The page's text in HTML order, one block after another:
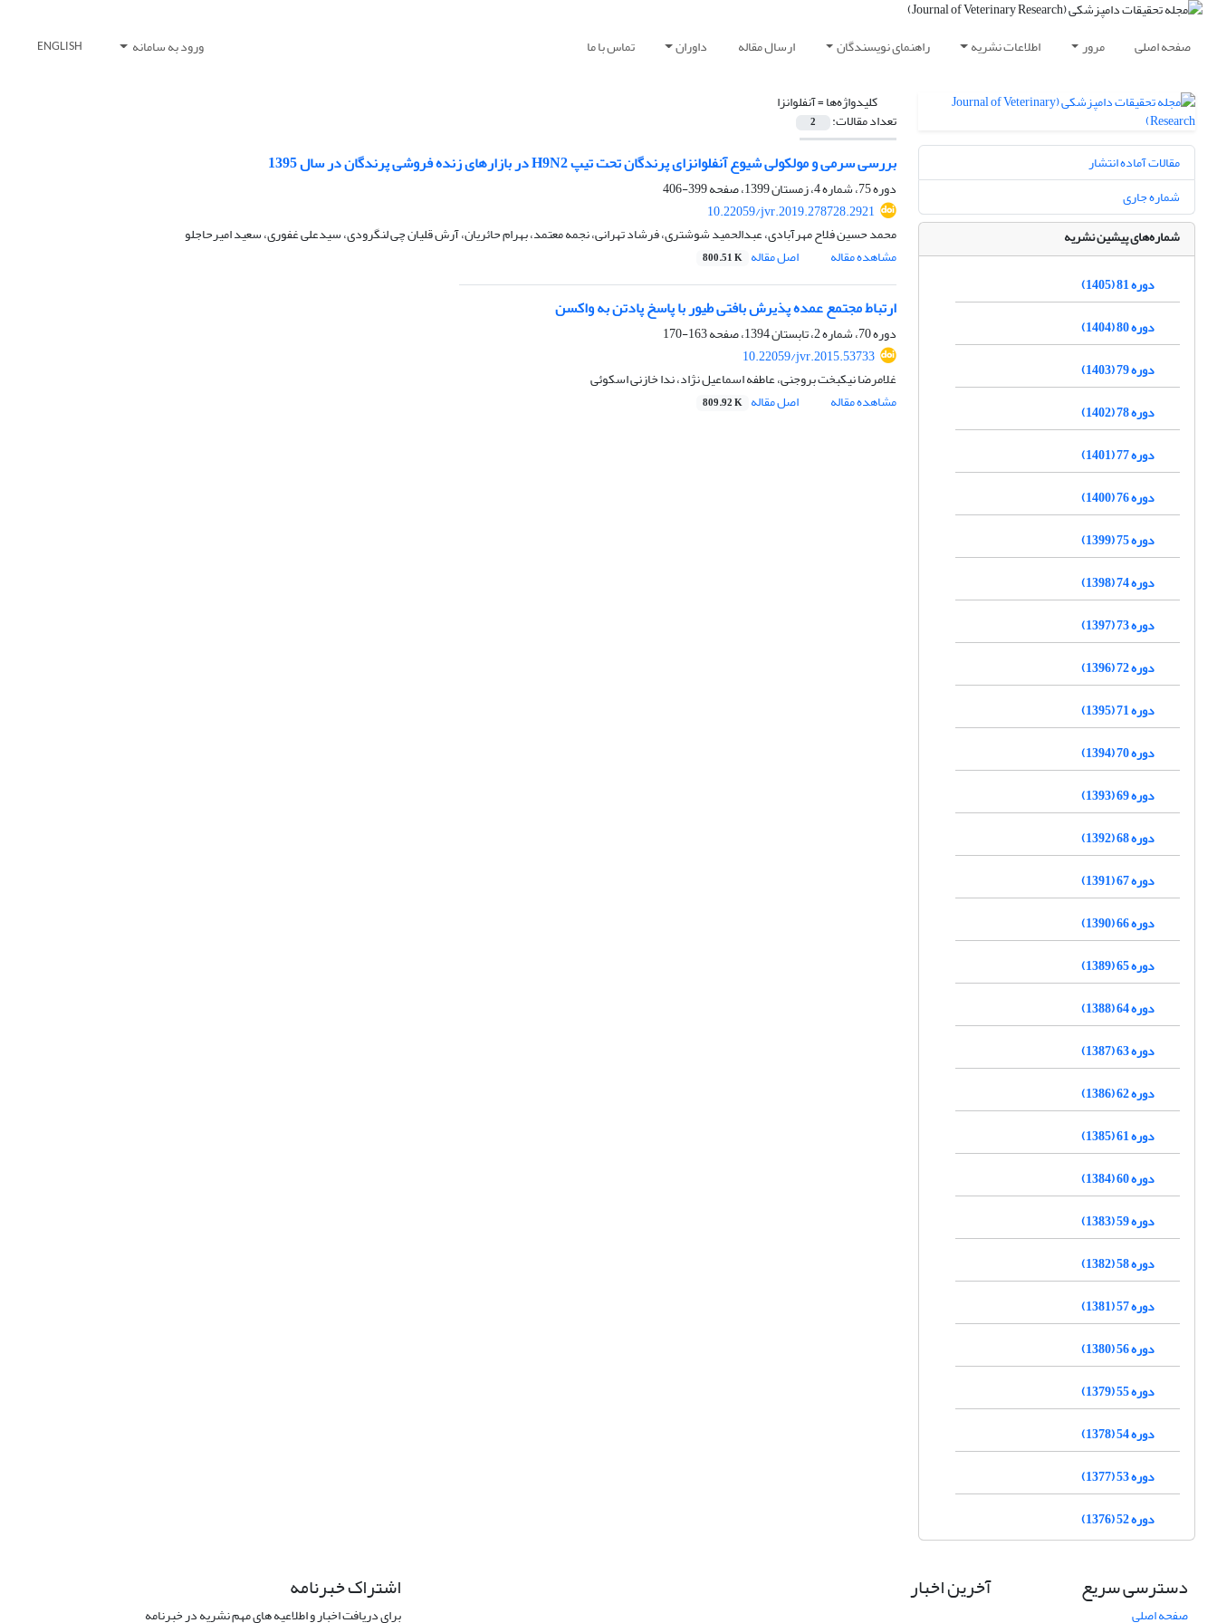
صفحه اصلی مرور اطلاعات نشریه راهنمای نویسندگان ارسال مقاله داوران تماس با ما ورود به سامانه ENGLISH
کلیدواژه‌ها =آنفلوانزا
تعداد مقالات: 2
بررسی سرمی و مولکولی شیوع آنفلوانزای پرندگان تحت تیپ H9N2 در بازارهای زنده فروشی پرندگان در سال 1395
دوره 75، شماره 4، زمستان 1399، صفحه
399-406
10.22059/jvr.2019.278728.2921
محمد حسین فلاح مهرآبادی، عبدالحمید شوشتری، فرشاد تهرانی، نجمه معتمد، بهرام حائریان، آرش قلیان چی لنگرودی، سیدعلی غفوری، سعید امیرحاجلو
مشاهده مقاله
اصل مقاله 800.51 K
ارتباط مجتمع عمده پذیرش بافتی طیور با پاسخ پادتن به واکسن
دوره 70، شماره 2، تابستان 1394، صفحه
163-170
10.22059/jvr.2015.53733
غلامرضا نیکبخت بروجنی، عاطفه اسماعیل نژاد، ندا خازنی اسکوئی
مشاهده مقاله
اصل مقاله 809.92 K
مقالات آماده انتشار
شماره جاری
شماره‌های پیشین نشریه
دوره 81 (1405)
دوره 80 (1404)
دوره 79 (1403)
دوره 78 (1402)
دوره 77 (1401)
دوره 76 (1400)
دوره 75 (1399)
دوره 74 (1398)
دوره 73 (1397)
دوره 72 (1396)
دوره 71 (1395)
دوره 70 (1394)
دوره 69 (1393)
دوره 68 (1392)
دوره 67 (1391)
دوره 66 (1390)
دوره 65 (1389)
دوره 64 (1388)
دوره 63 (1387)
دوره 62 (1386)
دوره 61 (1385)
دوره 60 (1384)
دوره 59 (1383)
دوره 58 (1382)
دوره 57 (1381)
دوره 56 (1380)
دوره 55 (1379)
دوره 54 (1378)
دوره 53 (1377)
دوره 52 (1376)
دسترسی سریع
صفحه اصلی
آخرین اخبار اشتراک خبرنامه
برای دریافت اخبار و اطلاعیه های مهم نشریه در خبرنامه